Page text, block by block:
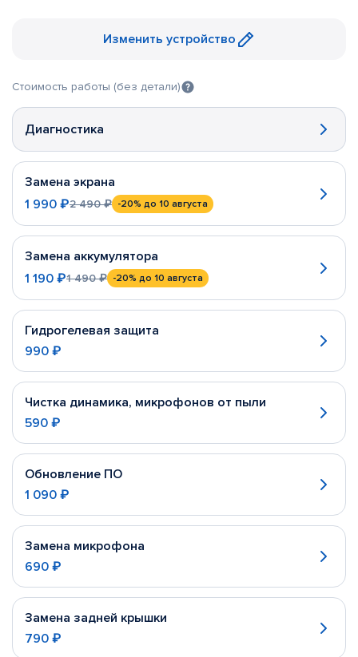
Изменить устройство
Стоимость работы (без детали)
Диагностика
Замена экрана
1 990 ₽2 490 ₽ -20% до 10 августа
Замена аккумулятора
1 190 ₽1 490 ₽ -20% до 10 августа
Гидрогелевая защита
990 ₽
Чистка динамика, микрофонов от пыли
590 ₽
Обновление ПО
1 090 ₽
Замена микрофона
690 ₽
Замена задней крышки
790 ₽